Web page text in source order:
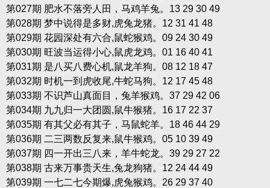
第027期 肥水不落旁人田，马鸡羊兔。13 29 30 49
第028期 梦中说得是多财,虎兔龙猪。12 31 41 48
第029期 花园深处有六合,鼠蛇猴鸡。09 24 30 49
第030期 旺波当运得小心,鼠虎龙鸡。01 16 40 41
第031期 是八买八费心机,鼠龙羊狗。08 12 18 47
第032期 时机一到虎收尾,牛蛇马狗。12 17 45 48
第033期 不识芦山真面目，兔羊猴鸡。37 29 42 06
第034期 九九归一大团圆,鼠牛猴猪。16 17 22 37
第035期 有其父必有其子，马鼠蛇羊。18 46 44 29
第036期 二三两数反复来,鼠牛猴鸡。05 10 39 49
第037期 四一开出三八来，羊牛蛇龙。39 29 27 22
第038期 古来万事贵天生,兔龙狗猪。12 24 44 49
第039期 一七二七今期爆,虎兔猴鸡。26 29 37 40